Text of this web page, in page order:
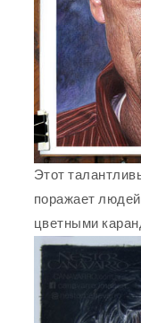
Этот
поражает
цветными